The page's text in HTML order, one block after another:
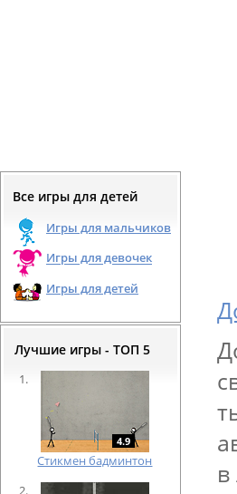
Все игры для детей
Игры для мальчиков
Игры для девочек
Игры для детей
Лучшие игры - ТОП 5
4.9
Cтикмен бадминтон